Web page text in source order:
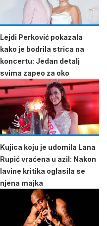
Lejdi Perković pokazala
kako je bodrila strica na
koncertu: Jedan detalj
svima zapeo za oko
Kujica koju je udomila Lana
Rupić vraćena u azil: Nakon
lavine kritika oglasila se
njena majka